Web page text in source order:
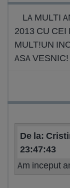
LA MULTI
2013 CU CEI
MULT!UN
ASA VESNIC!
De la:
23:47:43
Am inceput